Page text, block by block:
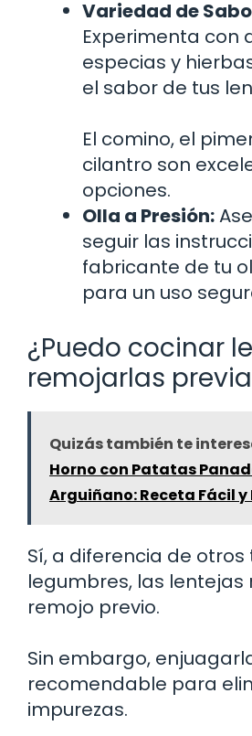
Variedad de
Experimenta con
especias y
el sabor de tus
El comino, el
cilantro son
opciones.
Olla a Presión:
seguir las
fabricante de tu
para un uso
¿Puedo cocinar
remojarlas
Quizás también te
Horno con Patatas
Arguiñano: Receta Fácil y
Sí, a diferencia de otros
legumbres, las lentejas
remojo previo.
Sin embargo,
recomendable para
impurezas.